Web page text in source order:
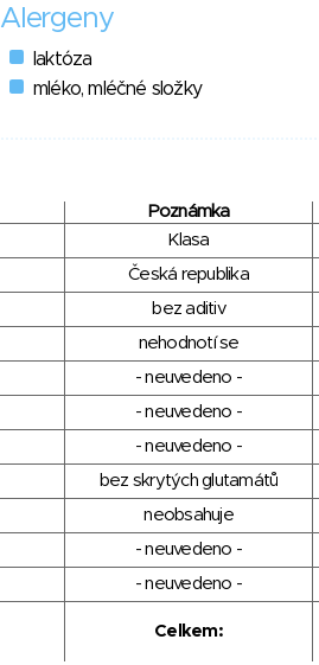
Alergeny
laktóza
mléko, mléčné složky
Poznámka
Klasa
Česká republika
bez aditiv
nehodnotí se
- neuvedeno -
- neuvedeno -
- neuvedeno -
bez skrytých glutamátů
neobsahuje
- neuvedeno -
- neuvedeno -
Celkem: